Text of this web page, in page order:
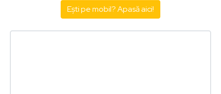
Ești pe mobil? Apasă aici!